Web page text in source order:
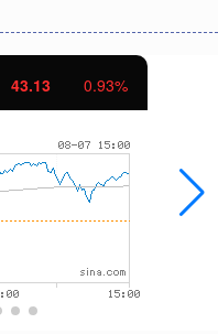
43.13 0.93%